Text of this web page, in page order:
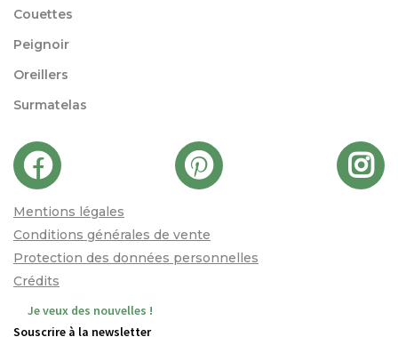
Couettes
Peignoir
Oreillers
Surmatelas
Mentions légales
Conditions générales de vente
Protection des données personnelles
Crédits
Je veux des nouvelles !
Souscrire à la newsletter